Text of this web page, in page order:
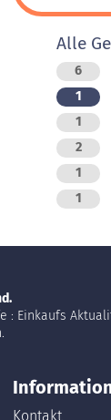
Alle
6
1
1
2
1
1
: Einkaufs
Kontakt